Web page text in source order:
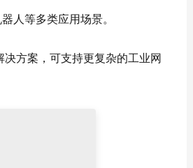
人等多类应用场景。
方案，可支持更复杂的工业网